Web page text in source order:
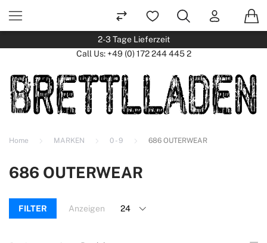
2-3 Tage Lieferzeit
Call Us: +49 (0) 172 244 445 2
Home MARKEN 0 - 9 686 OUTERWEAR
686 OUTERWEAR
FILTER Anzeigen